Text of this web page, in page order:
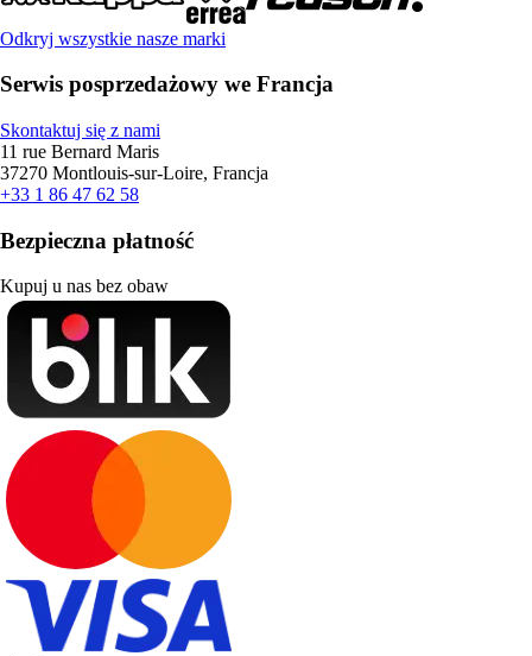
Odkryj wszystkie nasze marki
Serwis posprzedażowy we Francja
Skontaktuj się z nami
11 rue Bernard Maris
37270 Montlouis-sur-Loire, Francja
+33 1 86 47 62 58
Bezpieczna płatność
Kupuj u nas bez obaw